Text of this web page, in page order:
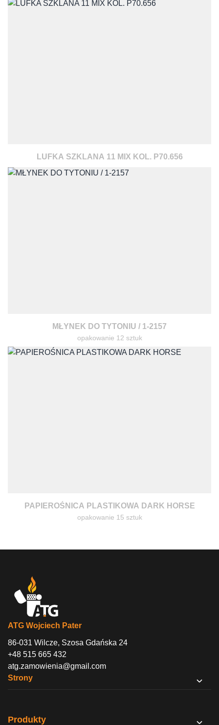
LUFKA SZKLANA 11 MIX KOL. P70.656
MŁYNEK DO TYTONIU / 1-2157
opakowanie 12 sztuk
PAPIEROŚNICA PLASTIKOWA DARK HORSE
opakowanie 15 sztuk
ATG Wojciech Pater
86-031 Wilcze, Szosa Gdańska 24
+48 515 665 432
atg.zamowienia@gmail.com
Strony
Produkty